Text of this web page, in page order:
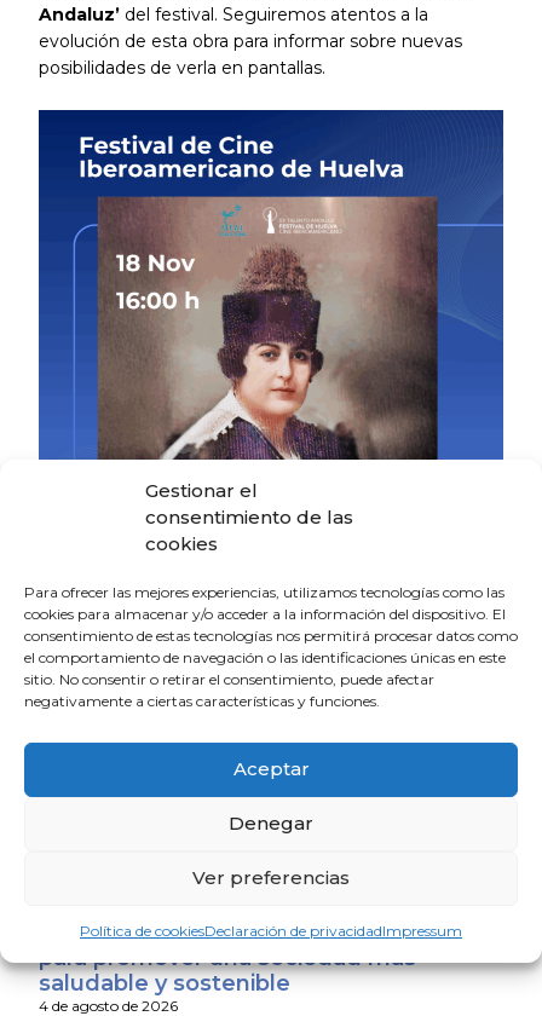
Gestionar el
consentimiento de las
cookies
Para ofrecer las mejores experiencias, utilizamos tecnologías como las
cookies para almacenar y/o acceder a la información del dispositivo. El
consentimiento de estas tecnologías nos permitirá procesar datos como
el comportamiento de navegación o las identificaciones únicas en este
sitio. No consentir o retirar el consentimiento, puede afectar
negativamente a ciertas características y funciones.
Aceptar
Denegar
Ver preferencias
Política de cookiesDeclaración de privacidadImpressum
Andaluz’del festival. Seguiremos atentos a la
evolución de esta obra para informar sobre nuevas
posibilidades de verla en pantallas.
sexualidad y suelo pélvico en las
personas mayores
Fundación Madre Coraje unen fuerzas
para promover una sociedad más
saludable y sostenible
4 de agosto de 2026